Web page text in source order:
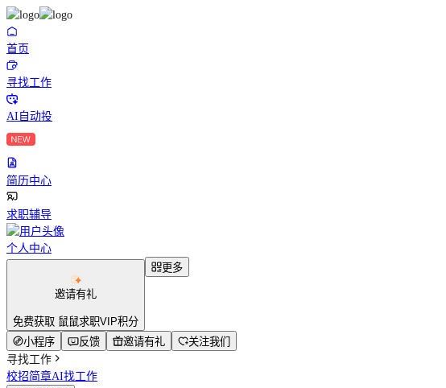
首页
寻找工作
AI自动投
简历中心
求职辅导
个人中心
邀请有礼
免费获取 鼠鼠求职VIP积分
更多
小程序 反馈 邀请有礼
关注我们
寻找工作
校招简章AI找工作